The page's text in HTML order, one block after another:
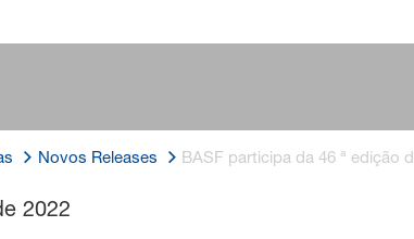
Novos Releases BASF participa da 46 ª edição
2022